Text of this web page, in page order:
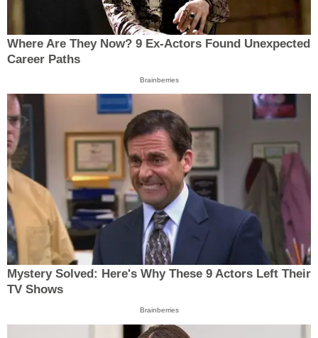
Where Are They Now? 9 Ex-Actors Found Unexpected
Career Paths
Brainberries
Mystery Solved: Here's Why These 9 Actors Left Their
TV Shows
Brainberries